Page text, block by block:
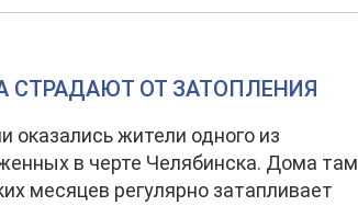
СТРАДАЮТ ОТ ЗАТОПЛЕНИЯ
оказались жители одного из
в черте Челябинска. Дома там
месяцев регулярно затапливает